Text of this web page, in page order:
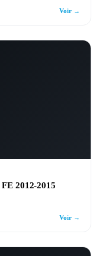
Voir →
2012-2015
Voir →